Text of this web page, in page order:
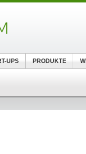
UPS PRODUKTE